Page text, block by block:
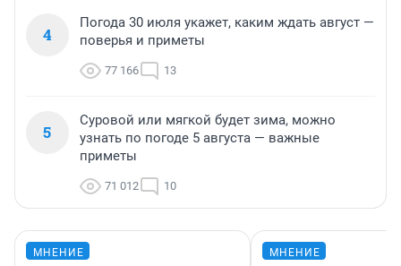
4
Погода 30 июля укажет, каким ждать август —
поверья и приметы
77 166 13
5
Суровой или мягкой будет зима, можно
узнать по погоде 5 августа — важные
приметы
71 012 10
МНЕНИЕ МНЕНИЕ